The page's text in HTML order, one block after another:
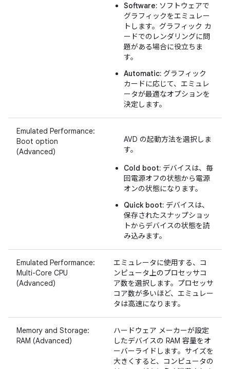
Software: ソフトウェアで
グラフィックをエミュレー
トします。グラフィック カ
ードでのレンダリングに問
題がある場合に役立ちま
す。
Automatic: グラフィック
カードに応じて、エミュレ
ータが最適なオプションを
決定します。
Emulated Performance:
Boot option
(Advanced)
AVD の起動方法を選択しま
す。
Cold boot: デバイスは、毎
回電源オフの状態から電源
オンの状態になります。
Quick boot: デバイスは、
保存されたスナップショッ
トからデバイスの状態を読
み込みます。
Emulated Performance:
Multi-Core CPU
(Advanced)
エミュレータに使用する、コ
ンピュータ上のプロセッサコ
ア数を選択します。プロセッサ
コア数が多いほど、エミュレー
タは高速になります。
Memory and Storage:
RAM (Advanced)
ハードウェア メーカーが設定
したデバイスの RAM 容量をオ
ーバーライドします。サイズを
大きくすると、コンピュータの